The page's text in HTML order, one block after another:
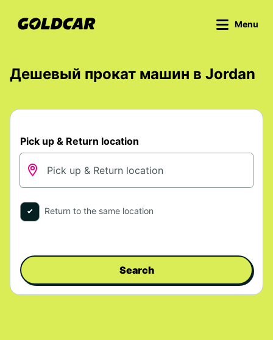
Menu
Дешевый прокат машин в Jordan
Pick up & Return location
Return to the same location
Search